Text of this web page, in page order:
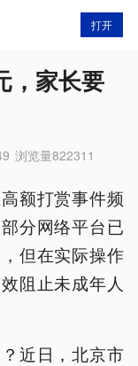
打开
，家长要
浏览量822311
额打赏事件频
分网络平台已
但在实际操作
阻止未成年人
近日，北京市